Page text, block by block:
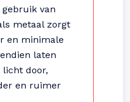
van
metaal zorgt
en minimale
laten
door,
en ruimer